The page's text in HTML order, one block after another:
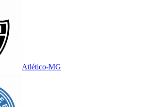
Atlético-MG